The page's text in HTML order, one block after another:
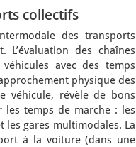
collectifs
des transports
des chaînes
avec des temps
physique des
véhicule, révèle de bons
les temps de marche : les
gares multimodales. La
à la voiture (dans une